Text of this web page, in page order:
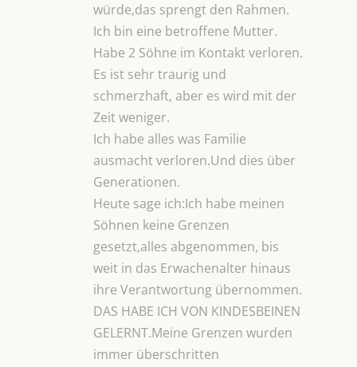
würde,das sprengt den Rahmen.
Ich bin eine betroffene Mutter.
Habe 2 Söhne im Kontakt verloren.
Es ist sehr traurig und
schmerzhaft, aber es wird mit der
Zeit weniger.
Ich habe alles was Familie
ausmacht verloren.Und dies über
Generationen.
Heute sage ich:Ich habe meinen
Söhnen keine Grenzen
gesetzt,alles abgenommen, bis
weit in das Erwachenalter hinaus
ihre Verantwortung übernommen.
DAS HABE ICH VON KINDESBEINEN
GELERNT.Meine Grenzen wurden
immer überschritten